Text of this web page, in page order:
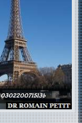
030220071513b